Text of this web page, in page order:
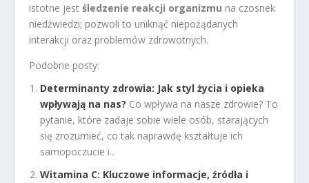
istotne jestśledzenie reakcji organizmu na czosnek
niedźwiedzi; pozwoli to uniknąć niepożądanych
interakcji oraz problemów zdrowotnych.
Podobne posty:
Determinanty zdrowia: Jak styl życia i opieka
wpływają na nas? Co wpływa na nasze zdrowie? To
pytanie, które zadaje sobie wiele osób, starających
się zrozumieć, co tak naprawdę kształtuje ich
samopoczucie i...
Witamina C: Kluczowe informacje, źródła i